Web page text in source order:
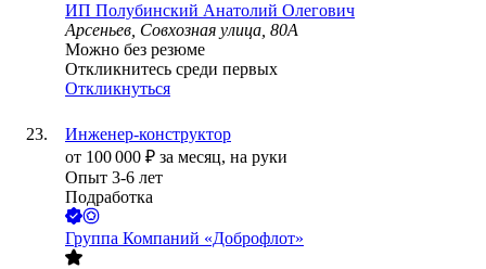
ИП Полубинский Анатолий Олегович
Арсеньев, Совхозная улица, 80А
Можно без резюме
Откликнитесь среди первых
Откликнуться
Инженер-конструктор
от 100 000 ₽ за месяц, на руки
Опыт 3-6 лет
Подработка
Группа Компаний «Доброфлот»